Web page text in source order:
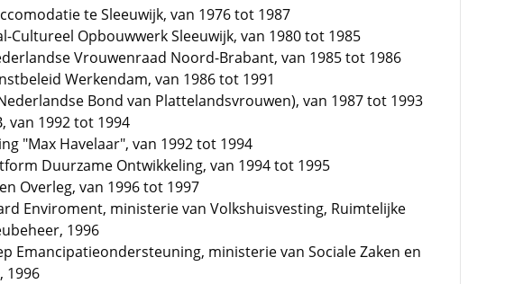
te Sleeuwijk, van 1976 tot 1987
Cultureel Opbouwwerk Sleeuwijk, van 1980 tot 1985
Vrouwenraad Noord-Brabant, van 1985 tot 1986
Werkendam, van 1986 tot 1991
Bond van Plattelandsvrouwen), van 1987 tot 1993
van 1992 tot 1994
"Max Havelaar", van 1992 tot 1994
Duurzame Ontwikkeling, van 1994 tot 1995
Overleg, van 1996 tot 1997
Enviroment, ministerie van Volkshuisvesting, Ruimtelijke
1996
Emancipatieondersteuning, ministerie van Sociale Zaken en
1996